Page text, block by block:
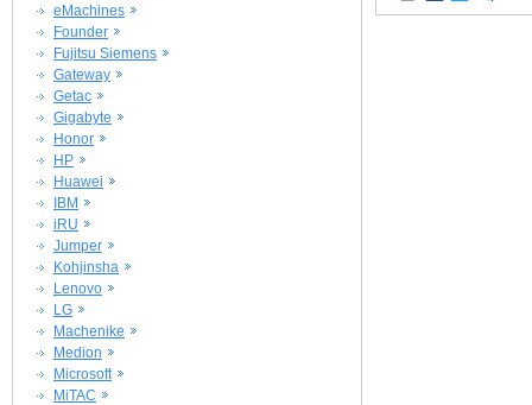
eMachines
Founder
Fujitsu Siemens
Gateway
Getac
Gigabyte
Honor
HP
Huawei
IBM
iRU
Jumper
Kohjinsha
Lenovo
LG
Machenike
Medion
Microsoft
MiTAC